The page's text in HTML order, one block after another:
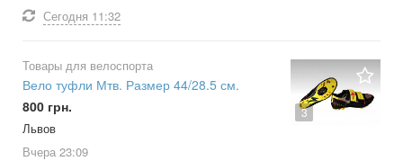
Сегодня 11:32
3
Товары для велоспорта
Вело туфли Мтв. Размер 44/28.5 см.
800 грн.
Львов
Вчера 23:09